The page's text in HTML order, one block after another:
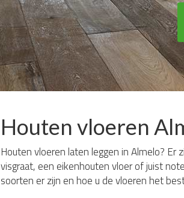
Houten vloeren
Houten vloeren laten leggen in Almelo?
visgraat, een eikenhouten vloer of juist
soorten er zijn en hoe u de vloeren het